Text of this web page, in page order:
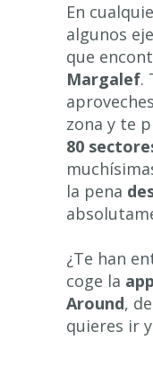
En
algunos
que
Margalef.
zona y te
80
la pena
¿Te han
coge la
Around,
quieres ir y